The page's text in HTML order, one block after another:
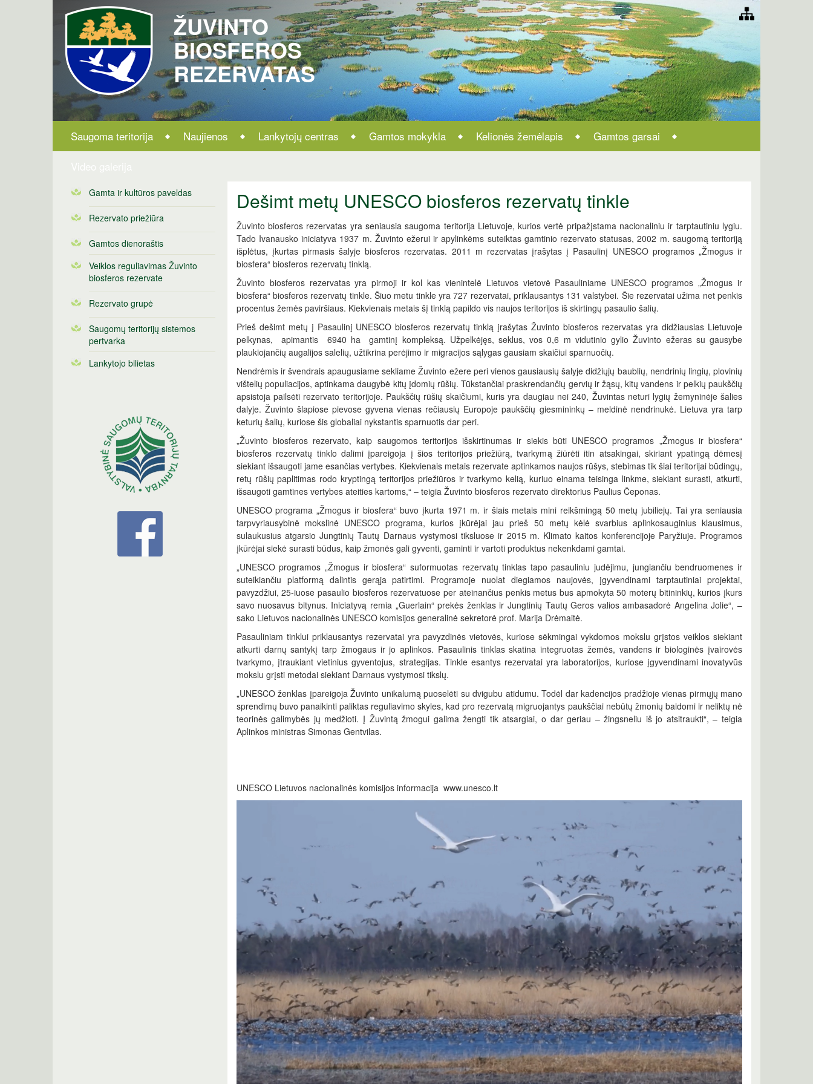
ŽUVINTO
BIOSFEROS
REZERVATAS
Saugoma teritorija Naujienos Lankytojų centras Gamtos mokykla Kelionės žemėlapis
Gamtos garsai
Gamta ir kultūros paveldas
Rezervato priežiūra
Gamtos dienoraštis
Veiklos reguliavimas Žuvinto
biosferos rezervate
Rezervato grupė
Saugomų teritorijų sistemos
pertvarka
Lankytojo bilietas
Dešimt metų UNESCO biosferos rezervatų tinkle
Žuvinto biosferos rezervatas yra seniausia saugoma teritorija Lietuvoje, kurios vertė pripažįstama nacionaliniu ir tarptautiniu lygiu.
Tado Ivanausko iniciatyva 1937 m. Žuvinto ežerui ir apylinkėms suteiktas gamtinio rezervato statusas, 2002 m. saugomą teritoriją
išplėtus, įkurtas pirmasis šalyje biosferos rezervatas. 2011 m rezervatas įrašytas į Pasaulinį UNESCO programos „Žmogus ir
biosfera“ biosferos rezervatų tinklą.
Žuvinto biosferos rezervatas yra pirmoji ir kol kas vienintelė Lietuvos vietovė Pasauliniame UNESCO programos „Žmogus ir
biosfera“ biosferos rezervatų tinkle. Šiuo metu tinkle yra 727 rezervatai, priklausantys 131 valstybei. Šie rezervatai užima net penkis
procentus žemės paviršiaus. Kiekvienais metais šį tinklą papildo vis naujos teritorijos iš skirtingų pasaulio šalių.
Prieš dešimt metų į Pasaulinį UNESCO biosferos rezervatų tinklą įrašytas Žuvinto biosferos rezervatas yra didžiausias Lietuvoje
pelkynas, apimantis 6940 ha gamtinį kompleksą. Užpelkėjęs, seklus, vos 0,6 m vidutinio gylio Žuvinto ežeras su gausybe
plaukiojančių augalijos salelių, užtikrina perėjimo ir migracijos sąlygas gausiam skaičiui sparnuočių.
Nendrėmis ir švendrais apaugusiame sekliame Žuvinto ežere peri vienos gausiausių šalyje didžiųjų baublių, nendrinių lingių, plovinių
vištelių populiacijos, aptinkama daugybė kitų įdomių rūšių. Tūkstančiai praskrendančių gervių ir žąsų, kitų vandens ir pelkių paukščių
apsistoja pailsėti rezervato teritorijoje. Paukščių rūšių skaičiumi, kuris yra daugiau nei 240, Žuvintas neturi lygių žemyninėje šalies
dalyje. Žuvinto šlapiose pievose gyvena vienas rečiausių Europoje paukščių giesmininkų – meldinė nendrinukė. Lietuva yra tarp
keturių šalių, kuriose šis globaliai nykstantis sparnuotis dar peri.
„Žuvinto biosferos rezervato, kaip saugomos teritorijos išskirtinumas ir siekis būti UNESCO programos „Žmogus ir biosfera“
biosferos rezervatų tinklo dalimi įpareigoja į šios teritorijos priežiūrą, tvarkymą žiūrėti itin atsakingai, skiriant ypatingą dėmesį
siekiant išsaugoti jame esančias vertybes. Kiekvienais metais rezervate aptinkamos naujos rūšys, stebimas tik šiai teritorijai būdingų,
retų rūšių paplitimas rodo kryptingą teritorijos priežiūros ir tvarkymo kelią, kuriuo einama teisinga linkme, siekiant surasti, atkurti,
išsaugoti gamtines vertybes ateities kartoms,“ – teigia Žuvinto biosferos rezervato direktorius Paulius Čeponas.
UNESCO programa „Žmogus ir biosfera“ buvo įkurta 1971 m. ir šiais metais mini reikšmingą 50 metų jubiliejų. Tai yra seniausia
tarpvyriausybinė mokslinė UNESCO programa, kurios įkūrėjai jau prieš 50 metų kėlė svarbius aplinkosauginius klausimus,
sulaukusius atgarsio Jungtinių Tautų Darnaus vystymosi tiksluose ir 2015 m. Klimato kaitos konferencijoje Paryžiuje. Programos
įkūrėjai siekė surasti būdus, kaip žmonės gali gyventi, gaminti ir vartoti produktus nekenkdami gamtai.
„UNESCO programos „Žmogus ir biosfera“ suformuotas rezervatų tinklas tapo pasauliniu judėjimu, jungiančiu bendruomenes ir
suteikiančiu platformą dalintis gerąja patirtimi. Programoje nuolat diegiamos naujovės, įgyvendinami tarptautiniai projektai,
pavyzdžiui, 25-iuose pasaulio biosferos rezervatuose per ateinančius penkis metus bus apmokyta 50 moterų bitininkių, kurios įkurs
savo nuosavus bitynus. Iniciatyvą remia „Guerlain“ prekės ženklas ir Jungtinių Tautų Geros valios ambasadorė Angelina Jolie“, –
sako Lietuvos nacionalinės UNESCO komisijos generalinė sekretorė prof. Marija Drėmaitė.
Pasauliniam tinklui priklausantys rezervatai yra pavyzdinės vietovės, kuriose sėkmingai vykdomos mokslu grįstos veiklos siekiant
atkurti darnų santykį tarp žmogaus ir jo aplinkos. Pasaulinis tinklas skatina integruotas žemės, vandens ir biologinės įvairovės
tvarkymo, įtraukiant vietinius gyventojus, strategijas. Tinkle esantys rezervatai yra laboratorijos, kuriose įgyvendinami inovatyvūs
mokslu grįsti metodai siekiant Darnaus vystymosi tikslų.
„UNESCO ženklas įpareigoja Žuvinto unikalumą puoselėti su dvigubu atidumu. Todėl dar kadencijos pradžioje vienas pirmųjų mano
sprendimų buvo panaikinti paliktas reguliavimo skyles, kad pro rezervatą migruojantys paukščiai nebūtų žmonių baidomi ir neliktų nė
teorinės galimybės jų medžioti. Į Žuvintą žmogui galima žengti tik atsargiai, o dar geriau – žingsneliu iš jo atsitraukti“, – teigia
Aplinkos ministras Simonas Gentvilas.
UNESCO Lietuvos nacionalinės komisijos informacija www.unesco.lt